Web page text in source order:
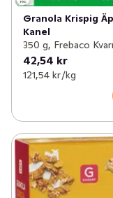
Granola Krispig
Kanel
350 g, Frebaco
42,54 kr
121,54 kr /kg